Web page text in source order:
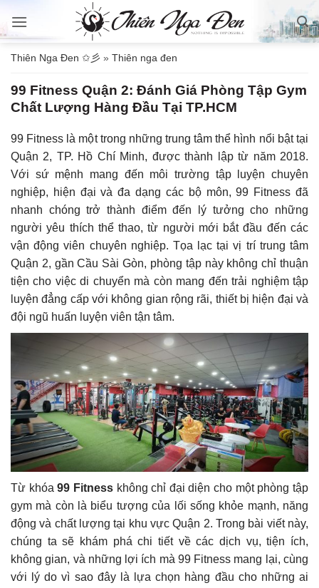
qua
dungThiên Nga Đen ✩彡 » Thiên nga đen
99 Fitness Quận 2: Đánh Giá Phòng Tập Gym
Chất Lượng Hàng Đầu Tại TP.HCM
99 Fitness là một trong những trung tâm thể hình nổi bật tại
Quận 2, TP. Hồ Chí Minh, được thành lập từ năm 2018.
Với sứ mệnh mang đến môi trường tập luyện chuyên
nghiệp, hiện đại và đa dạng các bộ môn, 99 Fitness đã
nhanh chóng trở thành điểm đến lý tưởng cho những
người yêu thích thể thao, từ người mới bắt đầu đến các
vận động viên chuyên nghiệp. Tọa lạc tại vị trí trung tâm
Quận 2, gần Cầu Sài Gòn, phòng tập này không chỉ thuận
tiện cho việc di chuyển mà còn mang đến trải nghiệm tập
luyện đẳng cấp với không gian rộng rãi, thiết bị hiện đại và
đội ngũ huấn luyện viên tận tâm.
Từ khóa99 Fitnesskhông chỉ đại diện cho một phòng tập
gym mà còn là biểu tượng của lối sống khỏe mạnh, năng
động và chất lượng tại khu vực Quận 2. Trong bài viết này,
chúng ta sẽ khám phá chi tiết về các dịch vụ, tiện ích,
không gian, và những lợi ích mà 99 Fitness mang lại, cùng
với lý do vì sao đây là lựa chọn hàng đầu cho những ai